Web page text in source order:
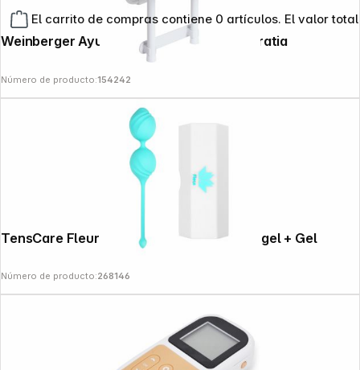
El carrito de compras contiene 0 artículos. El valor
Weinberger Ayuda para entrar al baño Gratia
Número de producto:154242
TensCare Fleur Beckenbodentrainingskugel + Gel
Número de producto:268146